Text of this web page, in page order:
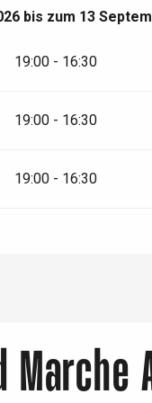
Neufchâtel-en-Bray
Paris 1h30
bis zum 13
bis zum 13
19:00 - 16:30
19:00 - 16:30
19:00 - 16:30
Marche